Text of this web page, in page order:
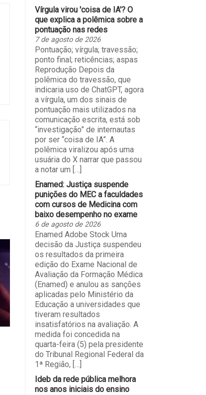
Vírgula virou 'coisa de IA'? O
que explica a polêmica sobre a
pontuação nas redes
7 de agosto de 2026
Pontuação; vírgula; travessão;
ponto final; reticências; aspas
Reprodução Depois da
polêmica do travessão, que
indicaria uso de ChatGPT, agora
a vírgula, um dos sinais de
pontuação mais utilizados na
comunicação escrita, está sob
“investigação” de internautas
por ser “coisa de IA”. A
polêmica viralizou após uma
usuária do X narrar que passou
a notar um […]
Enamed: Justiça suspende
punições do MEC a faculdades
com cursos de Medicina com
baixo desempenho no exame
6 de agosto de 2026
Enamed Adobe Stock Uma
decisão da Justiça suspendeu
os resultados da primeira
edição do Exame Nacional de
Avaliação da Formação Médica
(Enamed) e anulou as sanções
aplicadas pelo Ministério da
Educação a universidades que
tiveram resultados
insatisfatórios na avaliação. A
medida foi concedida na
quarta-feira (5) pela presidente
do Tribunal Regional Federal da
1ª Região, […]
Ideb da rede pública melhora
nos anos iniciais do ensino